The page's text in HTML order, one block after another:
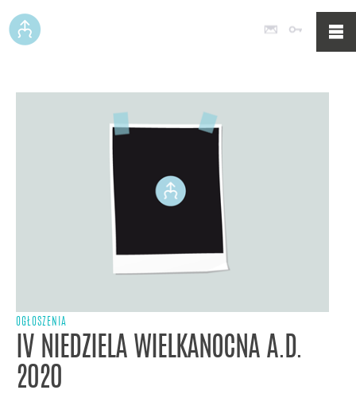
Poczta
OGŁOSZENIA
IV NIEDZIELA WIELKANOCNA A.D.
2020